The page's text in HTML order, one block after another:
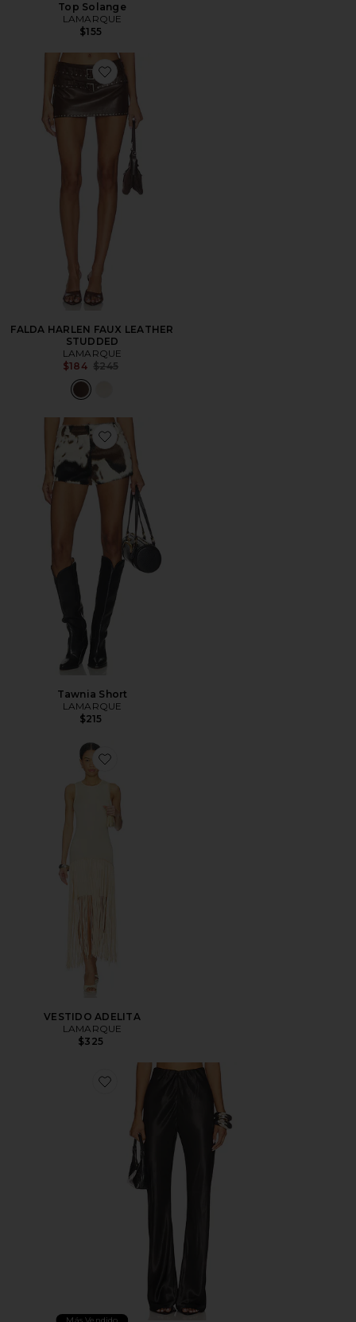
Top Solange
LAMARQUE
$155
Favorite FALDA HARLEN FAUX LEATHER STUDDED
FALDA HARLEN FAUX LEATHER
STUDDED
LAMARQUE
$184 Previous price:
$245
Favorite Tawnia Short
Tawnia Short
LAMARQUE
$215
Favorite VESTIDO ADELITA
VESTIDO ADELITA
LAMARQUE
$325
Favorite PANTALÓN EMILE